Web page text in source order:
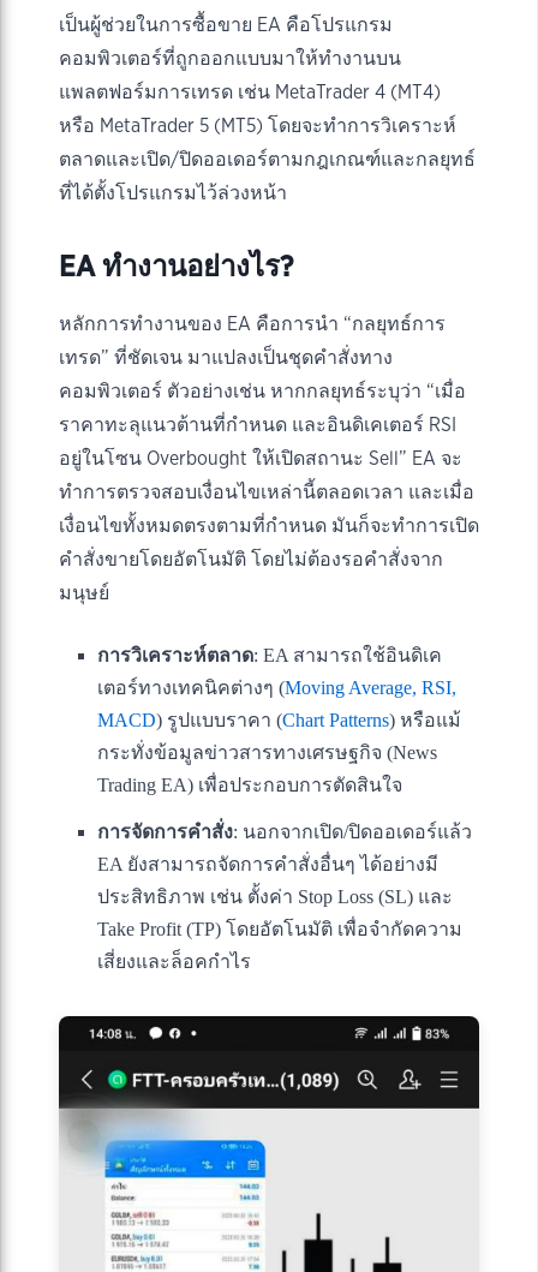
เป็นผู้ช่วยในการซื้อขาย EA คือโปรแกรม
คอมพิวเตอร์ที่ถูกออกแบบมาให้ทำงานบน
แพลตฟอร์มการเทรด เช่น MetaTrader 4 (MT4)
หรือ MetaTrader 5 (MT5) โดยจะทำการวิเคราะห์
ตลาดและเปิด/ปิดออเดอร์ตามกฎเกณฑ์และกลยุทธ์
ที่ได้ตั้งโปรแกรมไว้ล่วงหน้า
EA ทำงานอย่างไร?
หลักการทำงานของ EA คือการนำ “กลยุทธ์การ
เทรด” ที่ชัดเจน มาแปลงเป็นชุดคำสั่งทาง
คอมพิวเตอร์ ตัวอย่างเช่น หากกลยุทธ์ระบุว่า “เมื่อ
ราคาทะลุแนวต้านที่กำหนด และอินดิเคเตอร์ RSI
อยู่ในโซน Overbought ให้เปิดสถานะ Sell” EA จะ
ทำการตรวจสอบเงื่อนไขเหล่านี้ตลอดเวลา และเมื่อ
เงื่อนไขทั้งหมดตรงตามที่กำหนด มันก็จะทำการเปิด
คำสั่งขายโดยอัตโนมัติ โดยไม่ต้องรอคำสั่งจาก
มนุษย์
การวิเคราะห์ตลาด: EA สามารถใช้อินดิเค
เตอร์ทางเทคนิคต่างๆ (Moving Average, RSI,
MACD) รูปแบบราคา (Chart Patterns) หรือแม้
กระทั่งข้อมูลข่าวสารทางเศรษฐกิจ (News
Trading EA) เพื่อประกอบการตัดสินใจ
การจัดการคำสั่ง: นอกจากเปิด/ปิดออเดอร์แล้ว
EA ยังสามารถจัดการคำสั่งอื่นๆ ได้อย่างมี
ประสิทธิภาพ เช่น ตั้งค่า Stop Loss (SL) และ
Take Profit (TP) โดยอัตโนมัติ เพื่อจำกัดความ
เสี่ยงและล็อคกำไร